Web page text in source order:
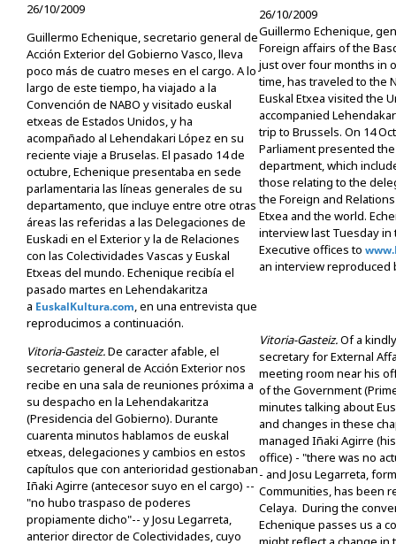
26/10/2009
Guillermo Echenique, secretario general de
Acción Exterior del Gobierno Vasco, lleva
poco más de cuatro meses en el cargo. A lo
largo de este tiempo, ha viajado a la
Convención de NABO y visitado euskal
etxeas de Estados Unidos, y ha
acompañado al Lehendakari López en su
reciente viaje a Bruselas. El pasado 14 de
octubre, Echenique presentaba en sede
parlamentaria las líneas generales de su
departamento, que incluye entre otre otras
áreas las referidas a las Delegaciones de
Euskadi en el Exterior y la de Relaciones
con las Colectividades Vascas y Euskal
Etxeas del mundo. Echenique recibía el
pasado martes en Lehendakaritza
a EuskalKultura.com, en una entrevista que
reproducimos a continuación.
Vitoria-Gasteiz.De caracter afable, el
secretario general de Acción Exterior nos
recibe en una sala de reuniones próxima a
su despacho en la Lehendakaritza
(Presidencia del Gobierno). Durante
cuarenta minutos hablamos de euskal
etxeas, delegaciones y cambios en estos
capítulos que con anterioridad gestionaban
Iñaki Agirre (antecesor suyo en el cargo) --
"no hubo traspaso de poderes
propiamente dicho"-- y Josu Legarreta,
anterior director de Colectividades, cuyo
26/10/2009
Guillermo Echenique,
Foreign affairs of the
just over four months in
time, has traveled to the
Euskal Etxea visited the
accompanied
trip to Brussels. On 14
Parliament presented
department, which
those relating to the
the Foreign and
Etxea and the world.
interview last Tuesday
Executive offices to
an interview reproduced
Vitoria-Gasteiz.Of a
secretary for External
meeting room near his
of the Government
minutes talking about
and changes in these
managed Iñaki Agirre
office) - "there was no
- and Josu Legarreta,
Communities, has been
Celaya. During the
Echenique passes us a